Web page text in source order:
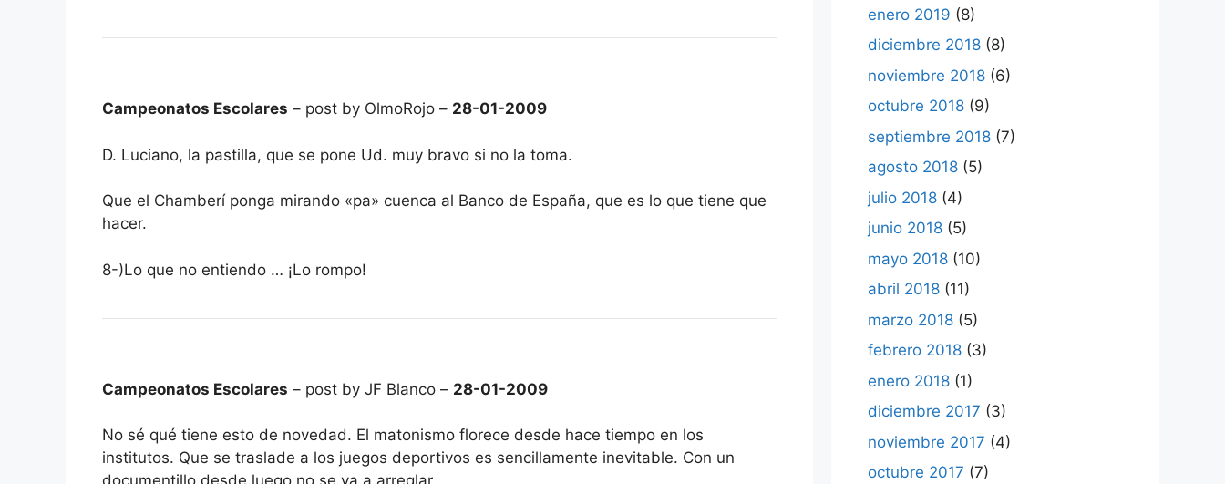
Campeonatos Escolares – post by OlmoRojo – 28-01-2009
D. Luciano, la pastilla, que se pone Ud. muy bravo si no la toma.
Que el Chamberí ponga mirando «pa» cuenca al Banco de España, que es lo que tiene que
hacer.
8-)Lo que no entiendo … ¡Lo rompo!
Campeonatos Escolares – post by JF Blanco – 28-01-2009
No sé qué tiene esto de novedad. El matonismo florece desde hace tiempo en los
institutos. Que se traslade a los juegos deportivos es sencillamente inevitable. Con un
enero 2019 (8)
diciembre 2018 (8)
noviembre 2018 (6)
octubre 2018 (9)
septiembre 2018 (7)
agosto 2018 (5)
julio 2018 (4)
junio 2018 (5)
mayo 2018 (10)
abril 2018 (11)
marzo 2018 (5)
febrero 2018 (3)
enero 2018 (1)
diciembre 2017 (3)
noviembre 2017 (4)
octubre 2017 (7)